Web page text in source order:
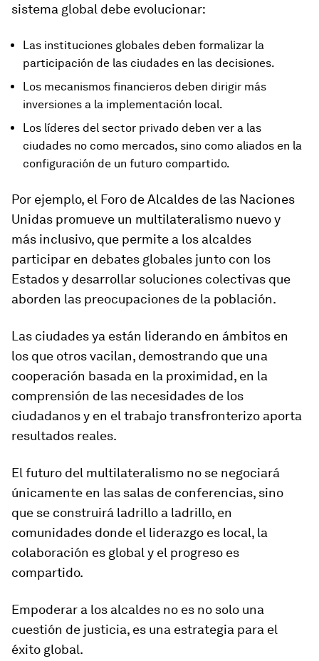
sistema global debe evolucionar:
Las instituciones globales deben formalizar la
participación de las ciudades en las decisiones.
Los mecanismos financieros deben dirigir más
inversiones a la implementación local.
Los líderes del sector privado deben ver a las
ciudades no como mercados, sino como aliados en la
configuración de un futuro compartido.
Por ejemplo, el Foro de Alcaldes de las Naciones
Unidas promueve un multilateralismo nuevo y
más inclusivo, que permite a los alcaldes
participar en debates globales junto con los
Estados y desarrollar soluciones colectivas que
aborden las preocupaciones de la población.
Las ciudades ya están liderando en ámbitos en
los que otros vacilan, demostrando que una
cooperación basada en la proximidad, en la
comprensión de las necesidades de los
ciudadanos y en el trabajo transfronterizo aporta
resultados reales.
El futuro del multilateralismo no se negociará
únicamente en las salas de conferencias, sino
que se construirá ladrillo a ladrillo, en
comunidades donde el liderazgo es local, la
colaboración es global y el progreso es
compartido.
Empoderar a los alcaldes no es no solo una
cuestión de justicia, es una estrategia para el
éxito global.